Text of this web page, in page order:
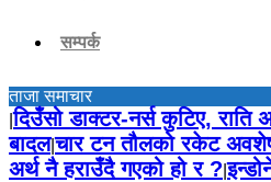
सम्पर्क
ताजा समाचार
|दिउँसो डाक्टर-नर्स कुटिए,
बादल|चार टन तौलको रकेट
अर्थ नै हराउँदै गएको हो र ? |